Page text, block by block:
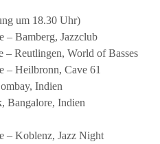
um 18.30 Uhr)
– Bamberg, Jazzclub
– Reutlingen, World of Basses
– Heilbronn, Cave 61
Indien
Bangalore, Indien
– Koblenz, Jazz Night